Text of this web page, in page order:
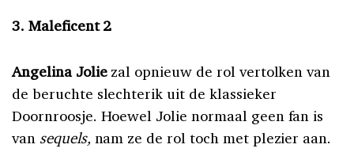
3. Maleficent 2
Angelina Joliezal opnieuw de rol vertolken van
de beruchte slechterik uit de klassieker
Doornroosje. Hoewel Jolie normaal geen fan is
van sequels, nam ze de rol toch met plezier aan.